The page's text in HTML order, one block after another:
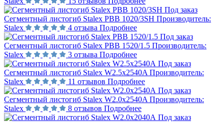
Под заказ
Сегментный листогиб Stalex PBB 1020/3SH Производитель:
Stalex
4 отзыва Подробнее
Под заказ
Сегментный листогиб Stalex PBB 1520/1.5 Производитель:
Stalex
3 отзыва Подробнее
Под заказ
Сегментный листогиб Stalex W2.5x2540A Производитель:
Stalex
11 отзывов Подробнее
Под заказ
Сегментный листогиб Stalex W2.0x2540A Производитель:
Stalex
8 отзывов Подробнее
Под заказ